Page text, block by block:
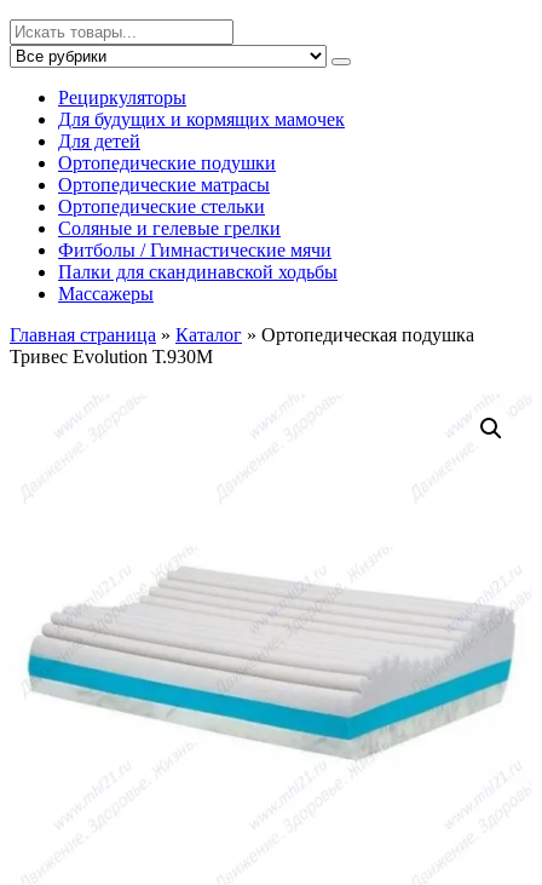
Рециркуляторы
Для будущих и кормящих мамочек
Для детей
Ортопедические подушки
Ортопедические матрасы
Ортопедические стельки
Соляные и гелевые грелки
Фитболы / Гимнастические мячи
Палки для скандинавской ходьбы
Массажеры
Главная страница » Каталог » Ортопедическая подушка
Тривес Evolution Т.930М